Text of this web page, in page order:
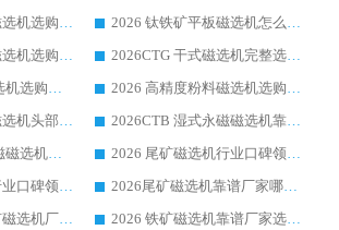
2026 钛铁矿平板磁选机选购全攻略 市场公认优质品牌厂家实力排行榜
2026 钛铁矿平板磁选机怎么选 靠谱生产企业实力排行榜选购参考攻略
2026 钛铁矿平板磁选机选购指南 行业口碑优选品牌生产企业实力排行榜
2026CTG 干式磁选机完整选购指南 行业口碑顶尖靠谱生产龙头厂家实力推荐
2026 CTG 干式磁选机选购指南|行业口碑靠谱生产厂家领域强者推荐
2026 高精度粉料磁选机选购全攻略 行业优质品牌华体会手机网页版-华体会(中国) 实力深度解析
2026 高精度粉料磁选机头部厂家选购指南 行业口碑靠谱品牌推荐 领域强者华体会手机网页版-华体会(中国) 解析
2026CTB 湿式永磁磁选机靠谱厂家实力排行榜 铁矿选矿设备采购全流程选购指南
2026 CTB 湿式永磁磁选机选购指南|行业口碑良好品牌推荐，领域强者华体会手机网页版-华体会(中国)
2026 尾矿磁选机行业口碑领域强者，源头直供国内主流厂家华体会手机网页版-华体会(中国) 一站式服务
2026 尾矿磁选机行业口碑领域强者，源头直供国内主流厂家华体会手机网页版-华体会(中国) 一站式服务
2026尾矿磁选机靠谱厂家哪家好 行业口碑领域强者华体会手机网页版-华体会(中国) 推荐
2026 国内主流铁矿磁选机厂家选购指南|行业口碑好品牌推荐，领域强者华体会手机网页版-华体会(中国)
2026 铁矿磁选机靠谱厂家选购全攻略 行业标杆华体会手机网页版-华体会(中国) 设备性价比出众